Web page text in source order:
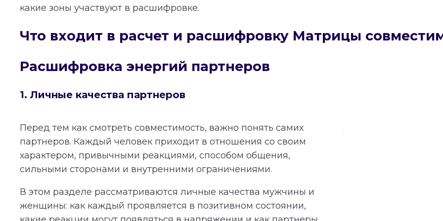
какие зоны участвуют в расшифровке.
Что входит в расчет и расшифровку Матрицы
Расшифровка энергий партнеров
1. Личные качества партнеров
Перед тем как смотреть совместимость, важно понять самих
партнеров. Каждый человек приходит в отношения со своим
характером, привычными реакциями, способом общения,
сильными сторонами и внутренними ограничениями.
В этом разделе рассматриваются личные качества мужчины и
женщины: как каждый проявляется в позитивном состоянии,